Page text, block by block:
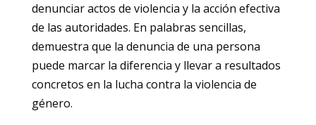
denunciar actos de violencia y la acción efectiva
de las autoridades. En palabras sencillas,
demuestra que la denuncia de una persona
puede marcar la diferencia y llevar a resultados
concretos en la lucha contra la violencia de
género.